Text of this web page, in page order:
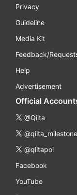
Privacy
Guideline
Media Kit
Feedback/
Help
Advertisement
Official
@Qiita
@qiita_milestone
@qiitapoi
Facebook
YouTube